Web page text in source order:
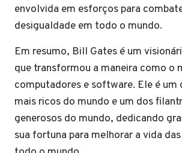
envolvida em esforços para
desigualdade em todo o mundo.
Em resumo, Bill Gates é um
que transformou a maneira como o
computadores e software. Ele é um
mais ricos do mundo e um dos
generosos do mundo, dedicando
sua fortuna para melhorar a vida